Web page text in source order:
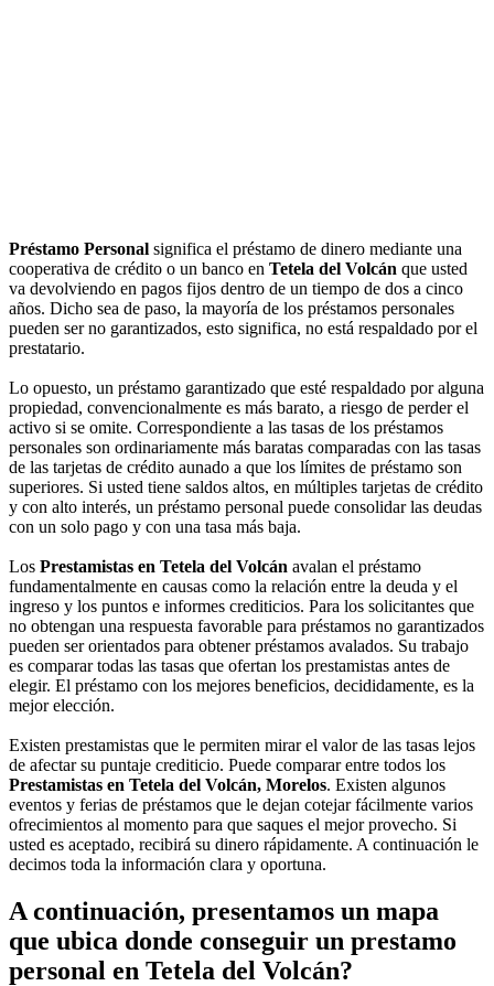
Préstamo Personal significa el préstamo de dinero mediante una
cooperativa de crédito o un banco en Tetela del Volcán que usted
va devolviendo en pagos fijos dentro de un tiempo de dos a cinco
años. Dicho sea de paso, la mayoría de los préstamos personales
pueden ser no garantizados, esto significa, no está respaldado por el
prestatario.
Lo opuesto, un préstamo garantizado que esté respaldado por alguna
propiedad, convencionalmente es más barato, a riesgo de perder el
activo si se omite. Correspondiente a las tasas de los préstamos
personales son ordinariamente más baratas comparadas con las tasas
de las tarjetas de crédito aunado a que los límites de préstamo son
superiores. Si usted tiene saldos altos, en múltiples tarjetas de crédito
y con alto interés, un préstamo personal puede consolidar las deudas
con un solo pago y con una tasa más baja.
Los Prestamistas en Tetela del Volcán avalan el préstamo
fundamentalmente en causas como la relación entre la deuda y el
ingreso y los puntos e informes crediticios. Para los solicitantes que
no obtengan una respuesta favorable para préstamos no garantizados
pueden ser orientados para obtener préstamos avalados. Su trabajo
es comparar todas las tasas que ofertan los prestamistas antes de
elegir. El préstamo con los mejores beneficios, decididamente, es la
mejor elección.
Existen prestamistas que le permiten mirar el valor de las tasas lejos
de afectar su puntaje crediticio. Puede comparar entre todos los
Prestamistas en Tetela del Volcán, Morelos. Existen algunos
eventos y ferias de préstamos que le dejan cotejar fácilmente varios
ofrecimientos al momento para que saques el mejor provecho. Si
usted es aceptado, recibirá su dinero rápidamente. A continuación le
decimos toda la información clara y oportuna.
A continuación, presentamos un mapa
que ubica donde conseguir un prestamo
personal en Tetela del Volcán?